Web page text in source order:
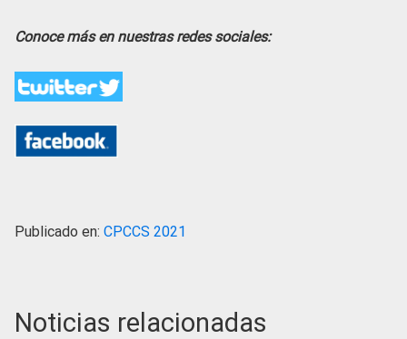
Conoce más en nuestras redes sociales:
Publicado en: CPCCS 2021
Noticias relacionadas